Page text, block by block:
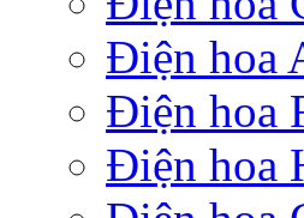
Điện hoa
Điện hoa
Điện hoa